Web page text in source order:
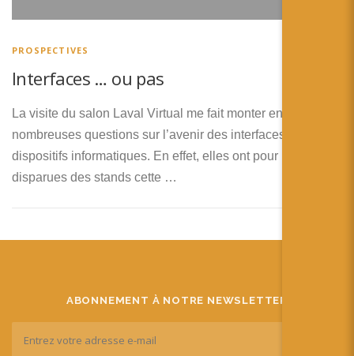
PROSPECTIVES
Interfaces … ou pas
La visite du salon Laval Virtual me fait monter en tête de
nombreuses questions sur l’avenir des interfaces avec les
dispositifs informatiques. En effet, elles ont pour la plupart
disparues des stands cette …
ABONNEMENT À NOTRE NEWSLETTER